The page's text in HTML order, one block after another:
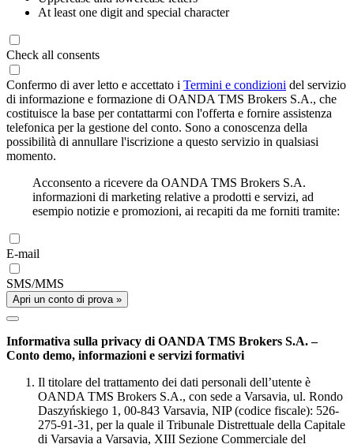
At least one digit and special character
Check all consents
Confermo di aver letto e accettato i Termini e condizioni del servizio
di informazione e formazione di OANDA TMS Brokers S.A., che
costituisce la base per contattarmi con l'offerta e fornire assistenza
telefonica per la gestione del conto. Sono a conoscenza della
possibilità di annullare l'iscrizione a questo servizio in qualsiasi
momento.
Acconsento a ricevere da OANDA TMS Brokers S.A.
informazioni di marketing relative a prodotti e servizi, ad
esempio notizie e promozioni, ai recapiti da me forniti tramite:
E-mail
SMS/MMS
Apri un conto di prova »
Informativa sulla privacy di OANDA TMS Brokers S.A. –
Conto demo, informazioni e servizi formativi
Il titolare del trattamento dei dati personali dell’utente è
OANDA TMS Brokers S.A., con sede a Varsavia, ul. Rondo
Daszyńskiego 1, 00-843 Varsavia, NIP (codice fiscale): 526-
275-91-31, per la quale il Tribunale Distrettuale della Capitale
di Varsavia a Varsavia, XIII Sezione Commerciale del